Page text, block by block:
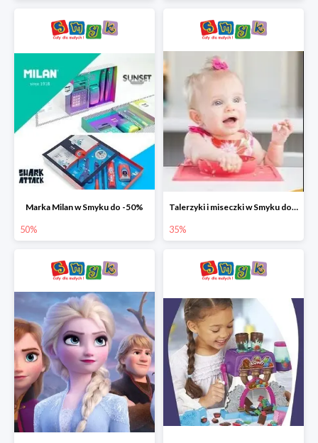
Marka Milan w Smyku do -50%
50%
Talerzyki i miseczki w Smyku do -35%
35%